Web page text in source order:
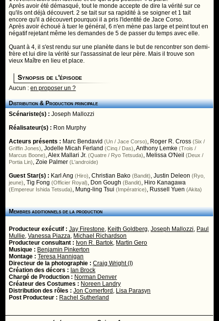
Après avoir été démasqué, tout le monde accepte de dire la vérité sur ce
qu'ils ont déjà découvert. 2 se tait sur sa rapidité à se soigner et 1 tait
encore qu'il a découvert pourquoi il a pris l'identité de Jace Corso.
Après avoir échoué à tuer le général, 6 n'en mène pas large et peint tout en
négatif rejetant même les demandes de 5 de passer du temps avec elle.
Quant à 4, il s'est rendu sur une planète dans le but de rencontrer son demi-
frère et lui dire la vérité sur l'assassinat de leur père. Mais il trouve son
vieux Maître en lieu et place.
Synopsis de l'épisode
Aucun :en proposer un ?
Distribution & Production principale
Scénariste(s) :Joseph Mallozzi
Réalisateur(s) : Ron Murphy
Acteurs présents : Marc Bendavid (Un / Jace Corso), Roger R. Cross (Six /
Griffin Jones),Jodelle Micah Ferland (Cinq / Das),Anthony Lemke (Trois /
Marcus Boone),Alex Mallari Jr. (Quatre / Ryo Tetsuda), Melissa O'Neil
(Deux /
Portia Lin),Zoie Palmer (L'androïde)
Guest Star(s) : Karl Ang (Hiro),Christian Bako (Bandit),Justin Deleon (Ryo,
jeune),Tig Fong (Officier Royal), Don Gough (Bandit), Hiro Kanagawa
(Empereur Ishida Tetsuda), Mung-ling Tsui (Impératrice), Russell Yuen (Akita)
Membres additionnels de la production
Producteur exécutif :Jay Firestone, Keith Goldberg,Joseph Mallozzi, Paul
Mullie,Vanessa Piazza, Michael Richardson
Producteur consultant : Ivon R. Bartok, Martin Gero
Musique : Benjamin Pinkerton
Montage :Teresa Hannigan
Directeur de la photographie :Craig Wright (I)
Création des décors : Ian Brock
Chargé de Production : Norman Denver
Créateur des Costumes : Noreen Landry
Distribution des rôles :Jon Comerford , Lisa Parasyn
Post Producteur : Rachel Sutherland